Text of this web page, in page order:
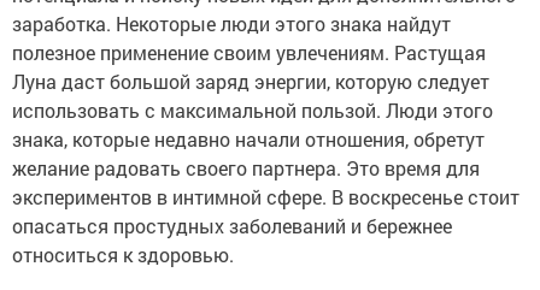
заработка. Некоторые люди этого знака найдут
полезное применение своим увлечениям. Растущая
Луна даст большой заряд энергии, которую следует
использовать с максимальной пользой. Люди этого
знака, которые недавно начали отношения, обретут
желание радовать своего партнера. Это время для
экспериментов в интимной сфере. В воскресенье стоит
опасаться простудных заболеваний и бережнее
относиться к здоровью.